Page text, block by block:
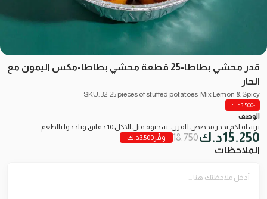
قدر محشي بطاطا-25 قطعة محشي بطاطا-مكس اليمون مع
الحار
SKU: 32-25 pieces of stuffed potatoes-Mix Lemon & Spicy
-3.500 د.ك
الوصف
نرسله لكم بجدر مخصص للفرن، سخنوه قبل الاكل 10 دقايق وتلذذوا بالطعم
وفّر 3.500د.ك 18.750 15.250د.ك
الملاحظات